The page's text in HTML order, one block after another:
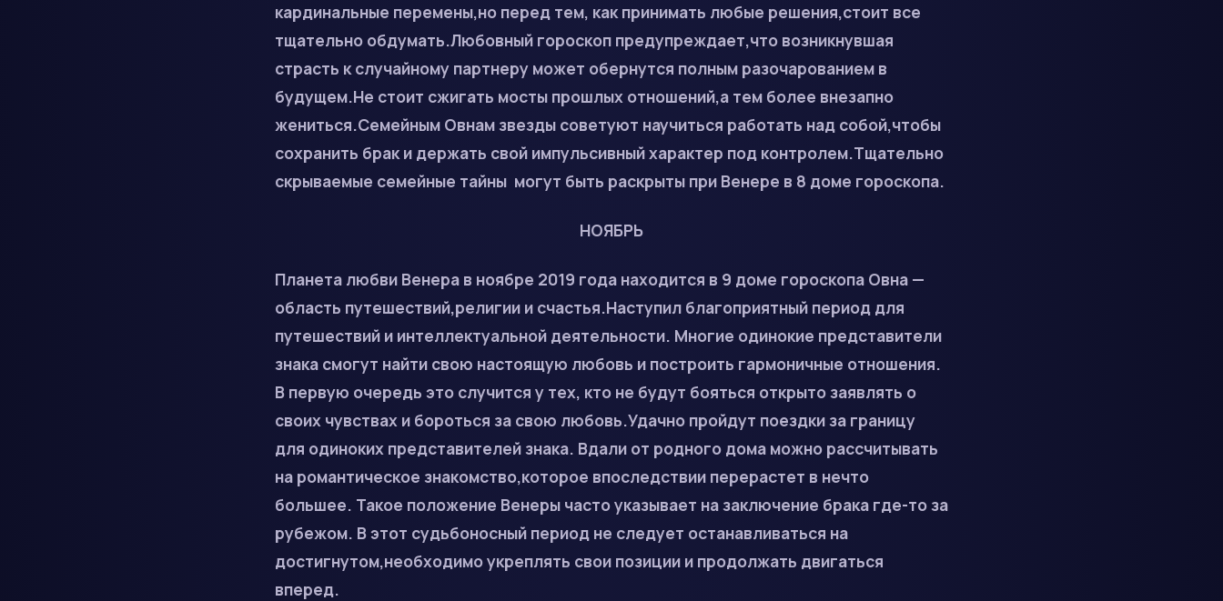
кардинальные перемены,но перед тем, как принимать любые решения,стоит все
тщательно обдумать.Любовный гороскоп предупреждает,что возникнувшая
страсть к случайному партнеру может обернутся полным разочарованием в
будущем.Не стоит сжигать мосты прошлых отношений,а тем более внезапно
жениться.Семейным Овнам звезды советуют научиться работать над собой,чтобы
сохранить брак и держать свой импульсивный характер под контролем.Тщательно
скрываемые семейные тайны могут быть раскрыты при Венере в 8 доме гороскопа.
НОЯБРЬ
Планета любви Венера в ноябре 2019 года находится в 9 доме гороскопа Овна —
область путешествий,религии и счастья.Наступил благоприятный период для
путешествий и интеллектуальной деятельности. Многие одинокие представители
знака смогут найти свою настоящую любовь и построить гармоничные отношения.
В первую очередь это случится у тех, кто не будут бояться открыто заявлять о
своих чувствах и бороться за свою любовь.Удачно пройдут поездки за границу
для одиноких представителей знака. Вдали от родного дома можно рассчитывать
на романтическое знакомство,которое впоследствии перерастет в нечто
большее. Такое положение Венеры часто указывает на заключение брака где-то за
рубежом. В этот судьбоносный период не следует останавливаться на
достигнутом,необходимо укреплять свои позиции и продолжать двигаться
вперед.